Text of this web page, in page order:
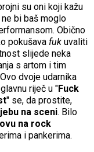
su oni koji kažu
bi baš moglo
Obično
pokušava fuk uvaliti
slijede neka
s artom i tim
dvoje udarnika
riječ u "Fuck
" se, da prostite,
jebu na sceni. Bilo
na rock
i pankerima.